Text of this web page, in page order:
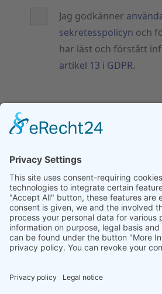
Jag godkänner
sekretesspolicyn och
har läst och förstått
artikel 13 i GDPR.
Skicka meddelande
Välj ditt språk